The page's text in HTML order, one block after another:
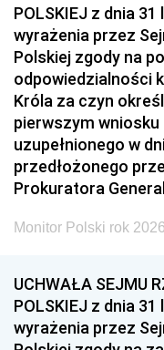
POLSKIEJ z dnia
wyrażenia przez
Polskiej zgody na
odpowiedzialności
Króla za czyn
pierwszym wniosku
uzupełnionego w
przedłożonego
Prokuratora
Monitor Polski rok
UCHWAŁA SEJMU
POLSKIEJ z dnia
wyrażenia przez